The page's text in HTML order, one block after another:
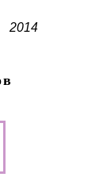
2014